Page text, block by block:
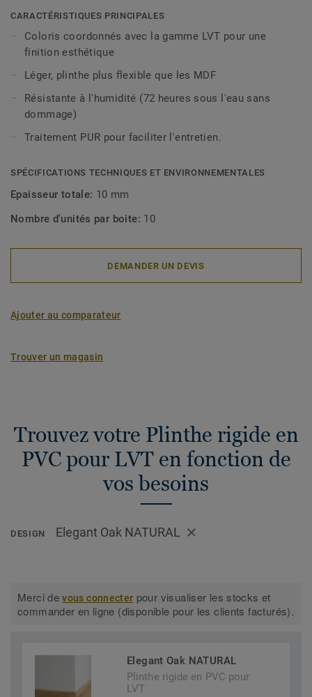
décoratives sont compatibles avec tous nos revêtements
LVT (à coller, à cliquer et en pose libre).
CARACTÉRISTIQUES PRINCIPALES
Coloris coordonnés avec la gamme LVT pour une
finition esthétique
Léger, plinthe plus flexible que les MDF
Résistante à l'humidité (72 heures sous l'eau sans
dommage)
Traitement PUR pour faciliter l'entretien.
SPÉCIFICATIONS TECHNIQUES ET ENVIRONNEMENTALES
Epaisseur totale: 10 mm
Nombre d'unités par boite: 10
DEMANDER UN DEVIS
Ajouter au comparateur
Trouver un magasin
Trouvez votre Plinthe rigide en
PVC pour LVT en fonction de
vos besoins
DESIGN Elegant Oak NATURAL
Merci devous connecter pour visualiser les stocks et
commander en ligne (disponible pour les clients facturés).
Elegant Oak NATURAL
Plinthe rigide en PVC pour
LVT